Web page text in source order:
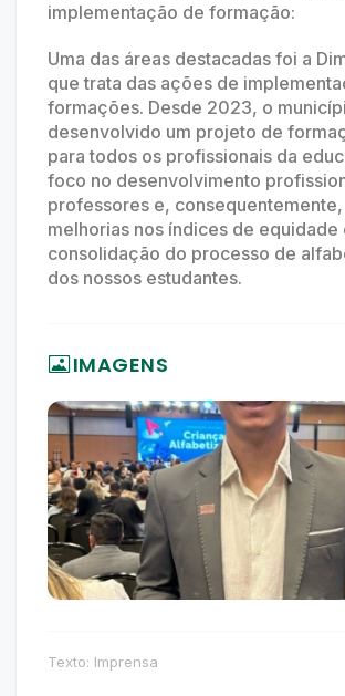
implementação de formação:
Uma das áreas destacadas foi a
que trata das ações de
formações. Desde 2023, o
desenvolvido um projeto de
para todos os profissionais da
foco no desenvolvimento
professores e,
melhorias nos índices de equidade
consolidação do processo de
dos nossos estudantes.
IMAGENS
Texto: Imprensa